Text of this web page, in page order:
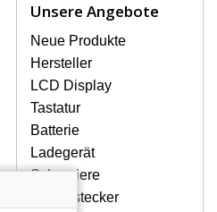
Schäden, z. B.
oder Risse.
das Display
oder
SONY VAIO VGN-
HÖCHSTER
Unsere Angebote
Neue Produkte
Hersteller
LCD Display
Tastatur
Batterie
Ladegerät
Scharniere
Gerätestecker